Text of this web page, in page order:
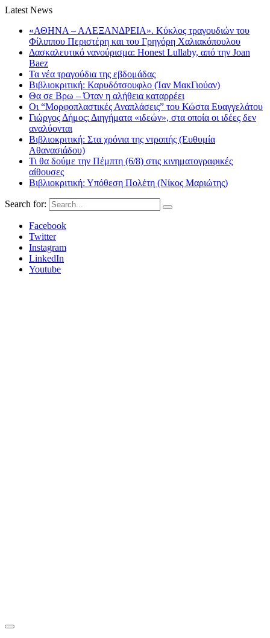
Latest News
«ΑΘΗΝΑ – ΑΛΕΞΑΝΔΡΕΙΑ». Κύκλος τραγουδιών του
Φίλιππου Περιστέρη και του Γρηγόρη Χαλιακόπουλου
Δασκαλευτικό νανούρισμα: Honest Lullaby, από την Joan
Baez
Τα νέα τραγούδια της εβδομάδας
Βιβλιοκριτική: Καρυδότσουφλο (Ίαν ΜακΓιούαν)
Θα σε Βρω – Όταν η αλήθεια καταρρέει
Οι “Μορφοπλαστικές Αναπλάσεις” του Κώστα Ευαγγελάτου
Γιώργος Δήμος: Διηγήματα «ιδεών», στα οποία οι ιδέες δεν
αναλύονται
Βιβλιοκριτική: Στα χρόνια της ντροπής (Ευθυμία
Αθανασιάδου)
Τι θα δούμε την Πέμπτη (6/8) στις κινηματογραφικές
αίθουσες
Βιβλιοκριτική: Υπόθεση Πολέτη (Νίκος Μαριώτης)
Search for:
Facebook
Twitter
Instagram
LinkedIn
Youtube